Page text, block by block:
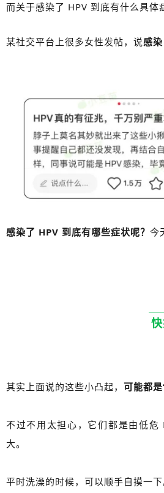
而关于感染了 HPV 到底有什么具
某社交平台上很多女性发帖，说感
感染了 HPV 到底有哪些症状呢？ 今
其实上面说的这些小凸起， 可能都是
不过不用太担心，它们都是由低危
大。
平时洗澡的时候，可以顺手自摸一